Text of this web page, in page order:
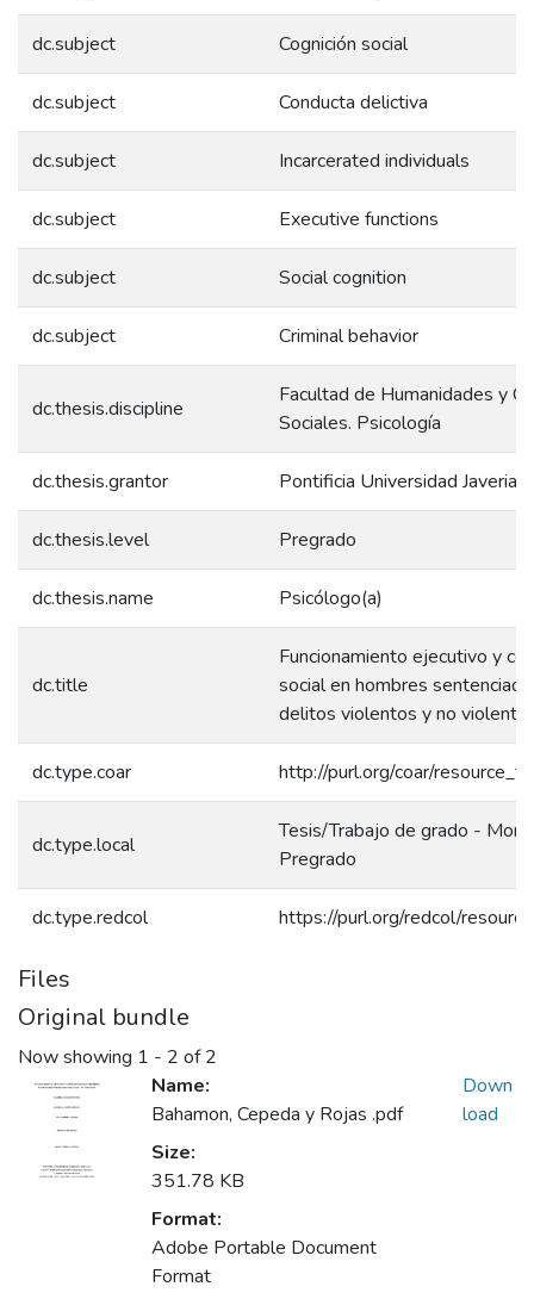
dc.subject Cognición social
dc.subject Conducta delictiva
dc.subject Incarcerated individuals
dc.subject Executive functions
dc.subject Social cognition
dc.subject Criminal behavior
dc.thesis.discipline
Facultad de Humanidades y
Sociales. Psicología
dc.thesis.grantor Pontificia Universidad
dc.thesis.level Pregrado
dc.thesis.name Psicólogo(a)
dc.title
Funcionamiento ejecutivo y
social en hombres
delitos violentos y no
dc.type.coar http://purl.org/coar/
dc.type.local
Tesis/Trabajo de grado -
Pregrado
dc.type.redcol https://purl.org/redcol/
Files
Original bundle
Now showing 1 - 2 of 2
Name:
Bahamon, Cepeda y Rojas .pdf
Size:
351.78 KB
Format:
Adobe Portable Document
Format
Down
load